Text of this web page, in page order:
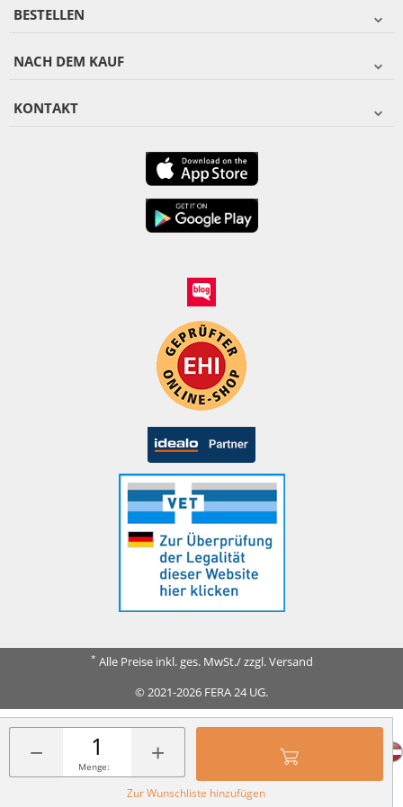
− +
Menge:
Zur Wunschliste hinzufügen
BESTELLEN
NACH DEM KAUF
KONTAKT
* Alle Preise inkl. ges. MwSt./ zzgl. Versand
© 2021-2026 FERA 24 UG.
FERA INTERNATIONAL: